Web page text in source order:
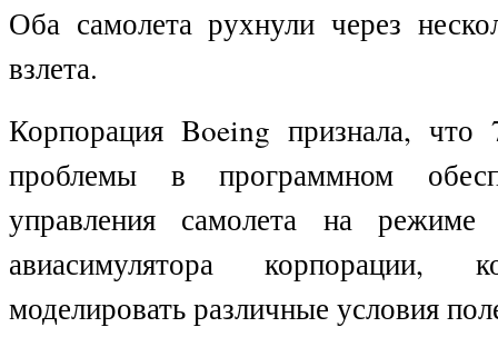
Оба самолета рухнули через
взлета.
Корпорация Boeing признала,
проблемы в программном
управления самолета на
авиасимулятора корпорации,
моделировать различные условия